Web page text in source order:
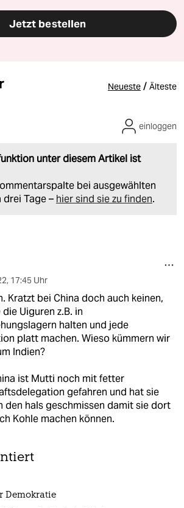
Jetzt bestellen
Neueste / Älteste
unter diesem Artikel ist
bei ausgewählten
Tage – hier sind sie zu finden.
einloggen
, 17:45 Uhr
Kratzt bei China doch auch keinen,
Uiguren z.B. in
halten und jede
platt machen. Wieso kümmern wir
Indien?
ist Mutti noch mit fetter
gefahren und hat sie
den hals geschmissen damit sie dort
Kohle machen können.
Demokratie